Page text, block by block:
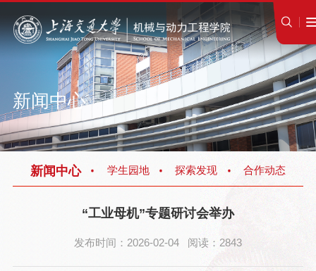
新闻中心
新闻中心 学生园地 探索发现 合作动态
“工业母机”专题研讨会举办
发布时间：2026-02-04 阅读：2843